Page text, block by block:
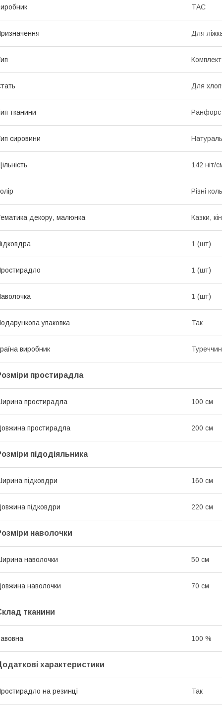
ТАС
Для
Для
тканини Ранфорс
сировини
142 ніт/
Різні
декору, малюнка Казки,
1 (шт)
1 (шт)
1 (шт)
упаковка Так
виробник
простирадла
простирадла 100 см
простирадла 200 см
підодіяльника
підковдри 160 см
підковдри 220 см
наволочки
наволочки 50 см
наволочки 70 см
тканини
100 %
характеристики
на резинці Так